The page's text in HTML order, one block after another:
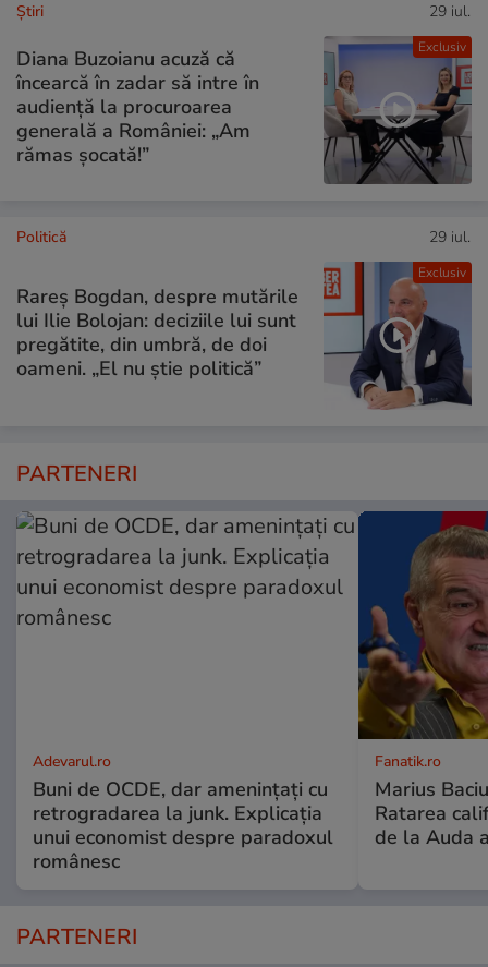
Exclusiv
Ştiri 29 iul.
Diana Buzoianu acuză că
încearcă în zadar să intre în
audiență la procuroarea
generală a României: „Am
rămas șocată!”
Exclusiv
Politică 29 iul.
Rareș Bogdan, despre mutările
lui Ilie Bolojan: deciziile lui sunt
pregătite, din umbră, de doi
oameni. „El nu știe politică”
PARTENERI
Adevarul.ro
Buni de OCDE, dar amenințați cu
retrogradarea la junk. Explicația
unui economist despre paradoxul
românesc
Fanatik.ro
Marius
Ratarea
de la Auda
PARTENERI